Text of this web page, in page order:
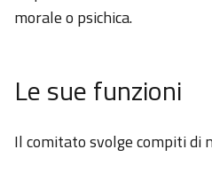
morale o psichica.
Le sue funzioni
Il comitato svolge compiti di